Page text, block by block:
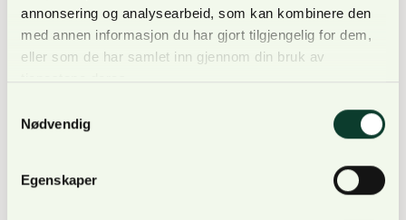
annonsering og analysearbeid, som kan kombinere den
med annen informasjon du har gjort tilgjengelig for dem,
eller som de har samlet inn gjennom din bruk av
Nødvendig
Egenskaper
Hver av de rundt 13.000 prøveflatene som har trær
på seg blir undersøkt hvert femte år. Alt som
befinner seg innenfor prøveflatene blir registrert,
treslag det er snakk om og hvorvidt trærne står
eller ligger i skogbunnen. Også hogst blir registrert,
95 prosent av skogarealet på Østlandet.